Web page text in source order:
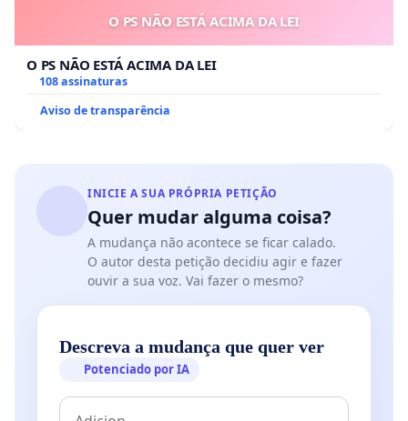
O PS NÃO ESTÁ ACIMA DA LEI
O PS NÃO ESTÁ ACIMA DA LEI
108 assinaturas
Aviso de transparência
INICIE A SUA PRÓPRIA PETIÇÃO
Quer mudar alguma coisa?
A mudança não acontece se ficar calado.
O autor desta petição decidiu agir e fazer
ouvir a sua voz. Vai fazer o mesmo?
Descreva a mudança que quer ver
Potenciado por IA